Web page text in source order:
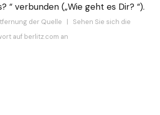
“ verbunden („Wie geht es Dir? “).
der Quelle | Sehen Sie sich die
auf berlitz.com an